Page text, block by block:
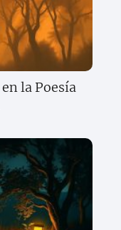
la Poesía